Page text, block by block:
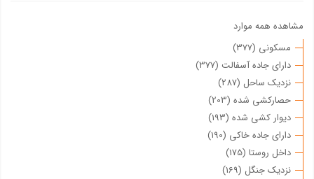
مشاهده همه موارد
مسکونی (377)
دارای جاده آسفالت (377)
نزدیک ساحل (287)
حصارکشی شده (203)
دیوار کشی شده (193)
دارای جاده خاکی (190)
داخل روستا (175)
نزدیک جنگل (169)